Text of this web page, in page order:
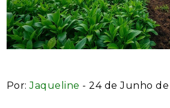
Por:Jaqueline - 24 de Junho de